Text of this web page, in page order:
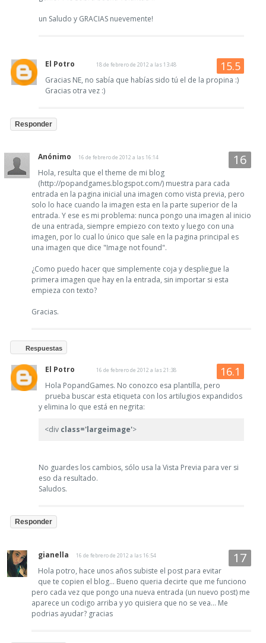
un Saludo y GRACIAS nuevemente!
El Potro 18 de febrero de 2012 a las 13:48
Gracias NE, no sabía que habías sido tú el de la propina :)
Gracias otra vez :)
Responder
Anónimo 16 de febrero de 2012 a las 16:14
Hola, resulta que el theme de mi blog
(http://popandgames.blogspot.com/) muestra para cada
entrada en la pagina inicial una imagen como vista previa, pero
solo lo hace cuando la imagen esta en la parte superior de la
entrada. Y ese es mi problema: nunca pongo una imagen al inicio
de una entrada, siempre empiezo con texto y luego con una
imagen, por lo cual lo único que sale en la pagina principal es
una imagen que dice "Image not found".
¿Como puedo hacer que simplemente coja y despliegue la
primera imagen que hay en la entrada, sin importar si esta
empieza con texto?
Gracias.
Respuestas
El Potro 16 de febrero de 2012 a las 21:38
Hola PopandGames. No conozco esa plantilla, pero
prueba buscar esta etiqueta con los artilugios expandidos
y elimina lo que está en negrita:
<div class='largeimage'>
No guardes los cambios, sólo usa la Vista Previa para ver si
eso da resultado.
Saludos.
Responder
gianella 16 de febrero de 2012 a las 16:54
Hola potro, hace unos años subiste el post para evitar
que te copien el blog... Bueno queria decirte que me funciono
pero cada vez que pongo una nueva entrada (un nuevo post) me
aparece un codigo arriba y yo quisiera que no se vea... Me
podrias ayudar? gracias